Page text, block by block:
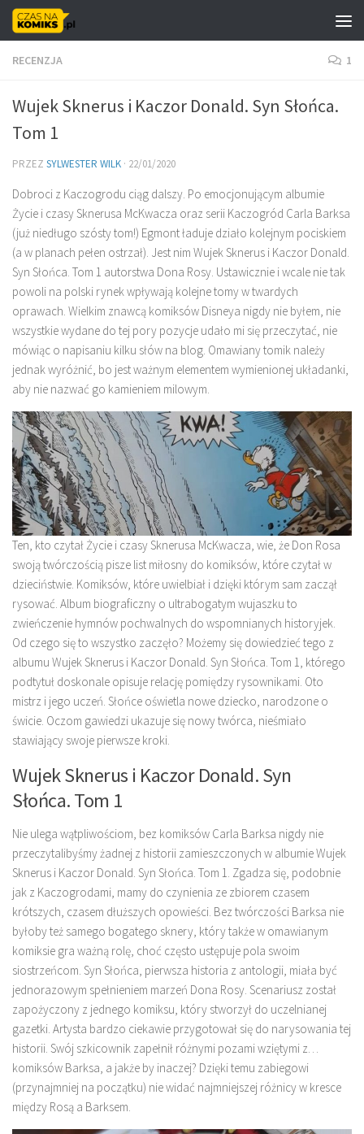
Skip to content
RECENZJA 1
Wujek Sknerus i Kaczor Donald. Syn Słońca.
Tom 1
PRZEZ SYLWESTER WILK · 22/01/2020
Dobroci z Kaczogrodu ciąg dalszy. Po emocjonującym albumie
Życie i czasy Sknerusa McKwacza oraz serii Kaczogród Carla Barksa
(już niedługo szósty tom!) Egmont ładuje działo kolejnym pociskiem
(a w planach pełen ostrzał). Jest nim Wujek Sknerus i Kaczor Donald.
Syn Słońca. Tom 1 autorstwa Dona Rosy. Ustawicznie i wcale nie tak
powoli na polski rynek wpływają kolejne tomy w twardych
oprawach. Wielkim znawcą komiksów Disneya nigdy nie byłem, nie
wszystkie wydane do tej pory pozycje udało mi się przeczytać, nie
mówiąc o napisaniu kilku słów na blog. Omawiany tomik należy
jednak wyróżnić, bo jest ważnym elementem wymienionej układanki,
aby nie nazwać go kamieniem milowym.
Ten, kto czytał Życie i czasy Sknerusa McKwacza, wie, że Don Rosa
swoją twórczością pisze list miłosny do komiksów, które czytał w
dzieciństwie. Komiksów, które uwielbiał i dzięki którym sam zaczął
rysować. Album biograficzny o ultrabogatym wujaszku to
zwieńczenie hymnów pochwalnych do wspomnianych historyjek.
Od czego się to wszystko zaczęło? Możemy się dowiedzieć tego z
albumu Wujek Sknerus i Kaczor Donald. Syn Słońca. Tom 1, którego
podtytuł doskonale opisuje relację pomiędzy rysownikami. Oto
mistrz i jego uczeń. Słońce oświetla nowe dziecko, narodzone o
świcie. Oczom gawiedzi ukazuje się nowy twórca, nieśmiało
stawiający swoje pierwsze kroki.
Wujek Sknerus i Kaczor Donald. Syn
Słońca. Tom 1
Nie ulega wątpliwościom, bez komiksów Carla Barksa nigdy nie
przeczytalibyśmy żadnej z historii zamieszczonych w albumie Wujek
Sknerus i Kaczor Donald. Syn Słońca. Tom 1. Zgadza się, podobnie
jak z Kaczogrodami, mamy do czynienia ze zbiorem czasem
krótszych, czasem dłuższych opowieści. Bez twórczości Barksa nie
byłoby też samego bogatego sknery, który także w omawianym
komiksie gra ważną rolę, choć często ustępuje pola swoim
siostrzeńcom. Syn Słońca, pierwsza historia z antologii, miała być
jednorazowym spełnieniem marzeń Dona Rosy. Scenariusz został
zapożyczony z jednego komiksu, który stworzył do uczelnianej
gazetki. Artysta bardzo ciekawie przygotował się do narysowania tej
historii. Swój szkicownik zapełnił różnymi pozami wziętymi z…
komiksów Barksa, a jakże by inaczej? Dzięki temu zabiegowi
(przynajmniej na początku) nie widać najmniejszej różnicy w kresce
między Rosą a Barksem.